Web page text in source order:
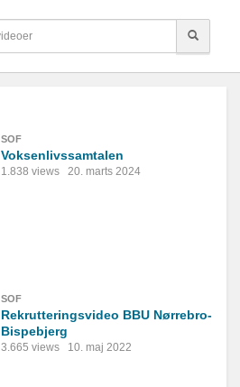
SOF
Voksenlivssamtalen
1.838 views 20. marts 2024
SOF
Rekrutteringsvideo BBU Nørrebro-
Bispebjerg
3.665 views 10. maj 2022